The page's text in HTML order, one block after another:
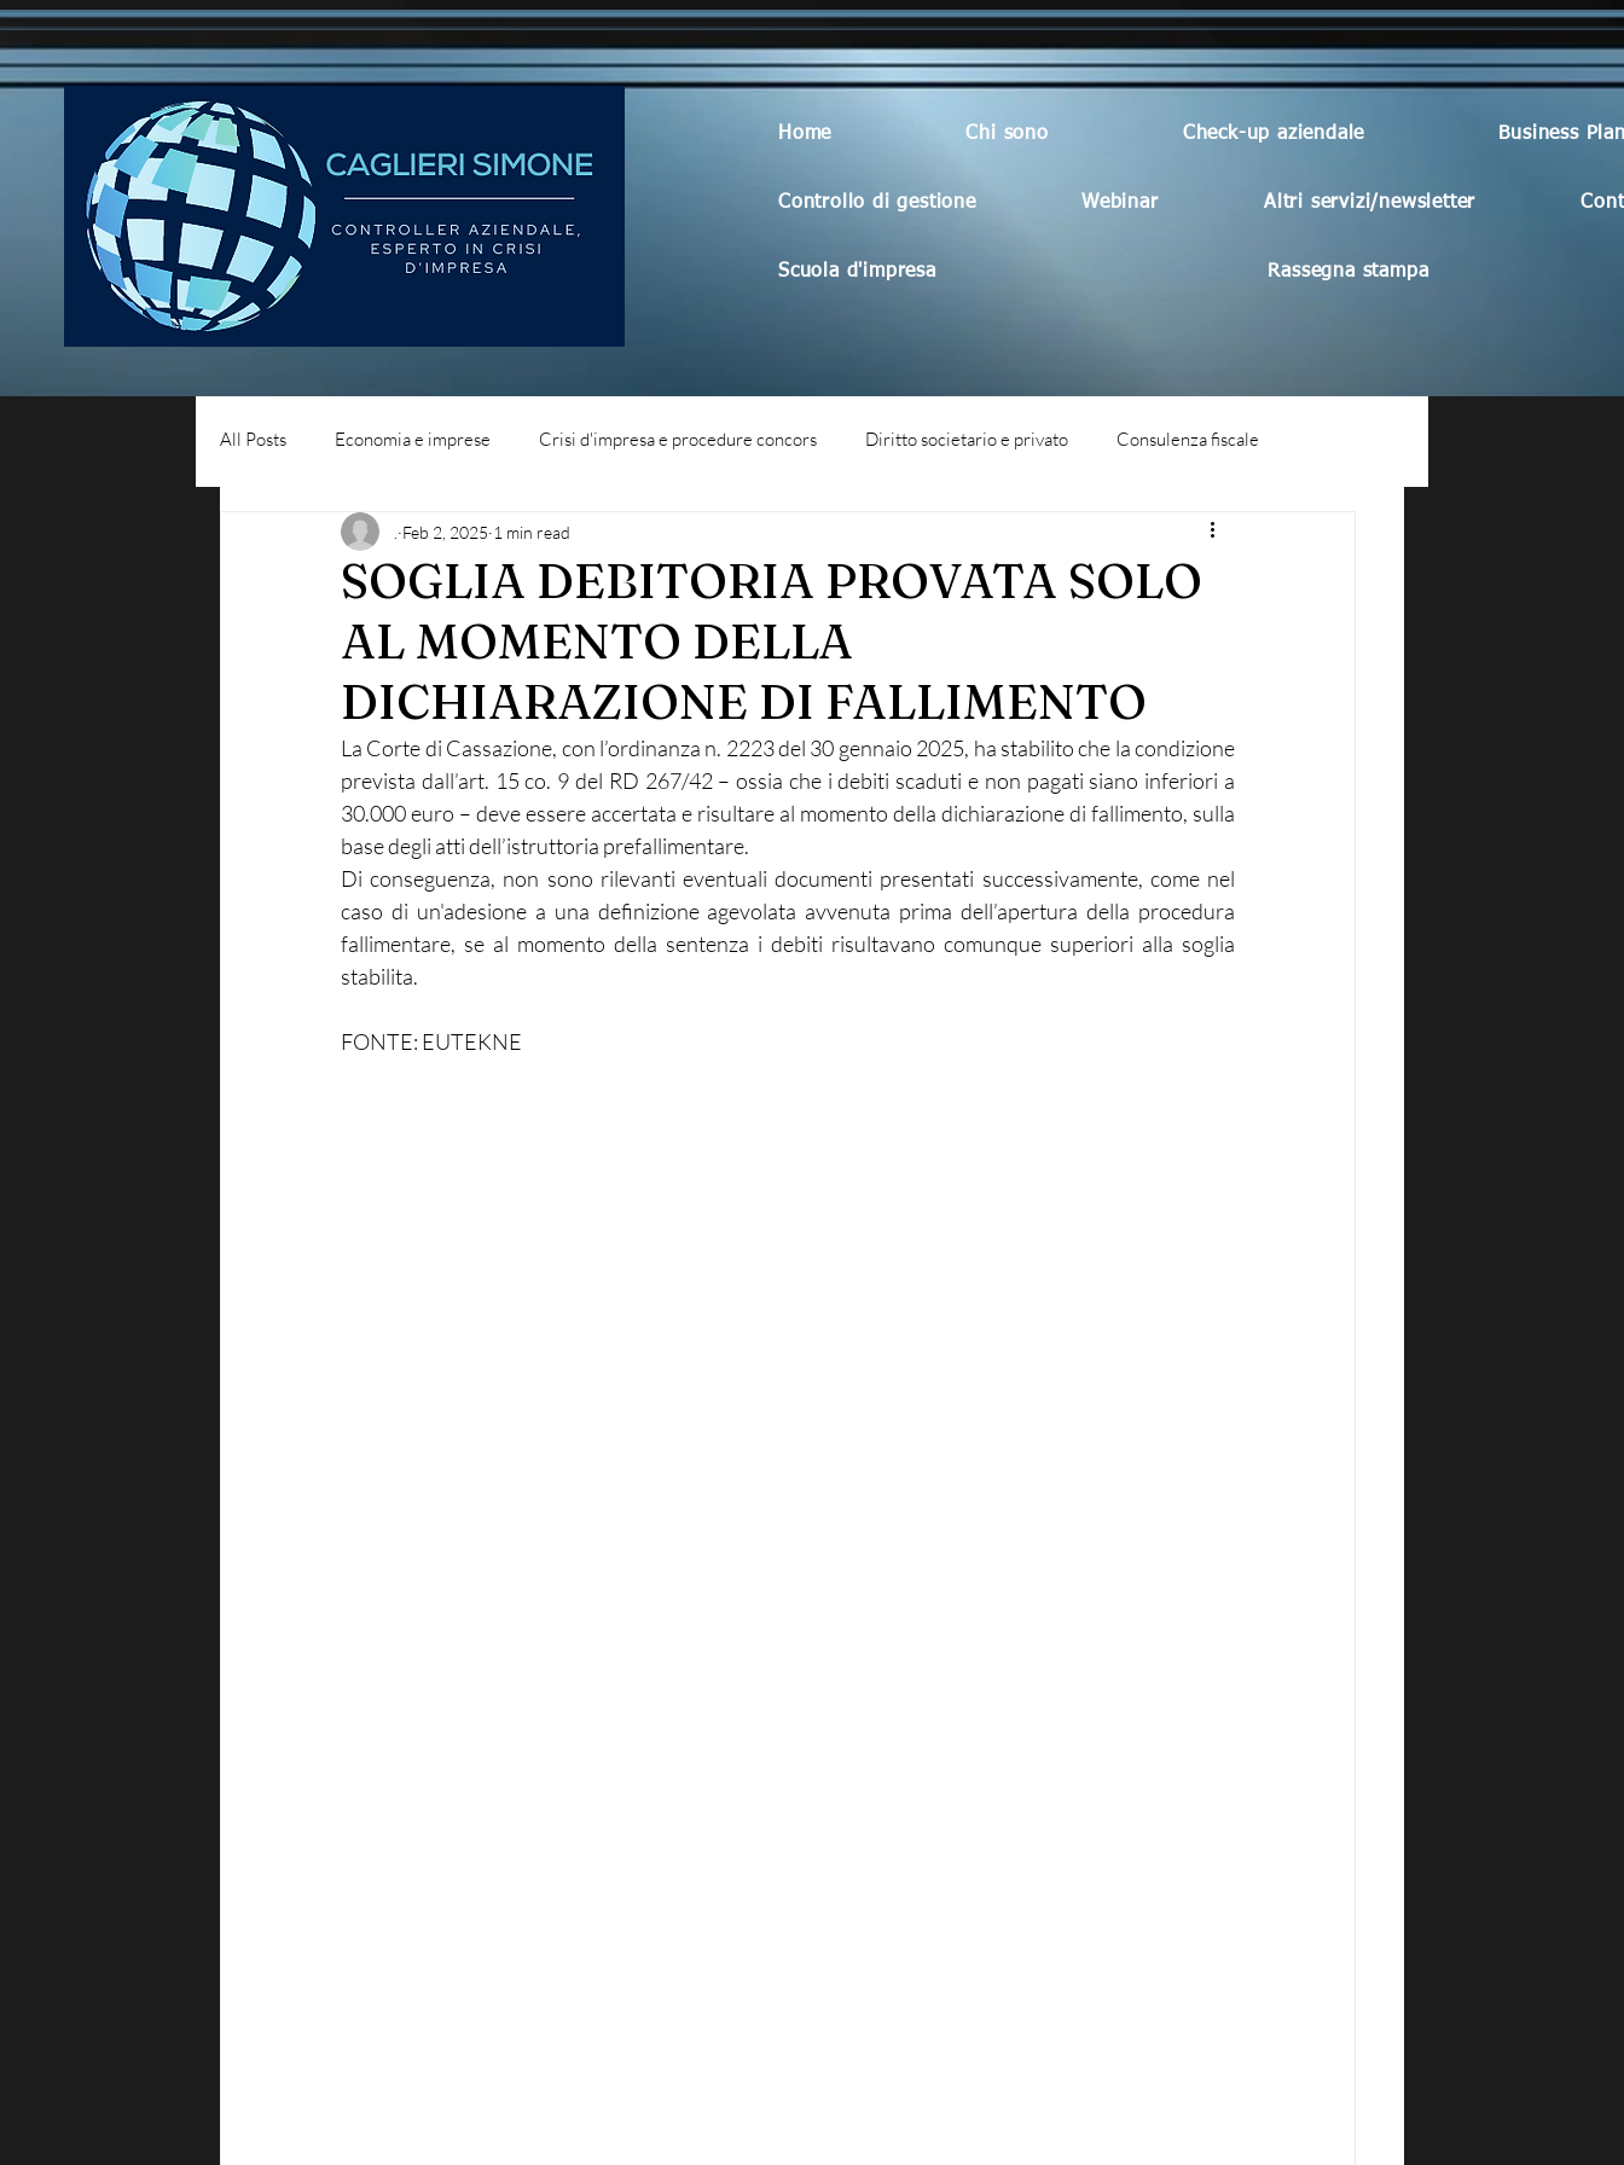
Home Chi sono Check-up aziendale Business
Controllo di gestione Webinar Altri servizi/newsletter
Scuola d'impresa Rassegna stampa
All Posts Economia e imprese Crisi d'impresa e procedure concors Diritto societario e privato Consulenza fiscale
Diritto del lavoro Blog - liquidità aziendale
SOGLIA DEBITORIA PROVATA SOLO
AL MOMENTO DELLA
DICHIARAZIONE DI FALLIMENTO
Feb 2, 2025 1 min read
La Corte di Cassazione, con l’ordinanza n. 2223 del 30 gennaio 2025, ha stabilito che la condizione
prevista dall’art. 15 co. 9 del RD 267/42 – ossia che i debiti scaduti e non pagati siano inferiori a
30.000 euro – deve essere accertata e risultare al momento della dichiarazione di fallimento, sulla
base degli atti dell’istruttoria prefallimentare.
Di conseguenza, non sono rilevanti eventuali documenti presentati successivamente, come nel
caso di un'adesione a una definizione agevolata avvenuta prima dell’apertura della procedura
fallimentare, se al momento della sentenza i debiti risultavano comunque superiori alla soglia
stabilita.
FONTE: EUTEKNE